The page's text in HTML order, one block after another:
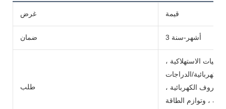
غرض قيمة
ضمان 3 أشهر-سنة
طلب
الاستهلاكية ،
الدراجات
الكهربائية ،
، وتوازم الطاقة